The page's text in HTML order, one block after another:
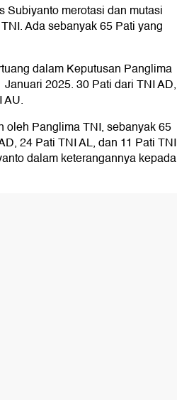
Subiyanto merotasi dan mutasi
Ada sebanyak 65 Pati yang
dalam Keputusan Panglima
2025. 30 Pati dari TNI AD,
AU.
oleh Panglima TNI, sebanyak 65
24 Pati TNI AL, dan 11 Pati TNI
dalam keterangannya kepada